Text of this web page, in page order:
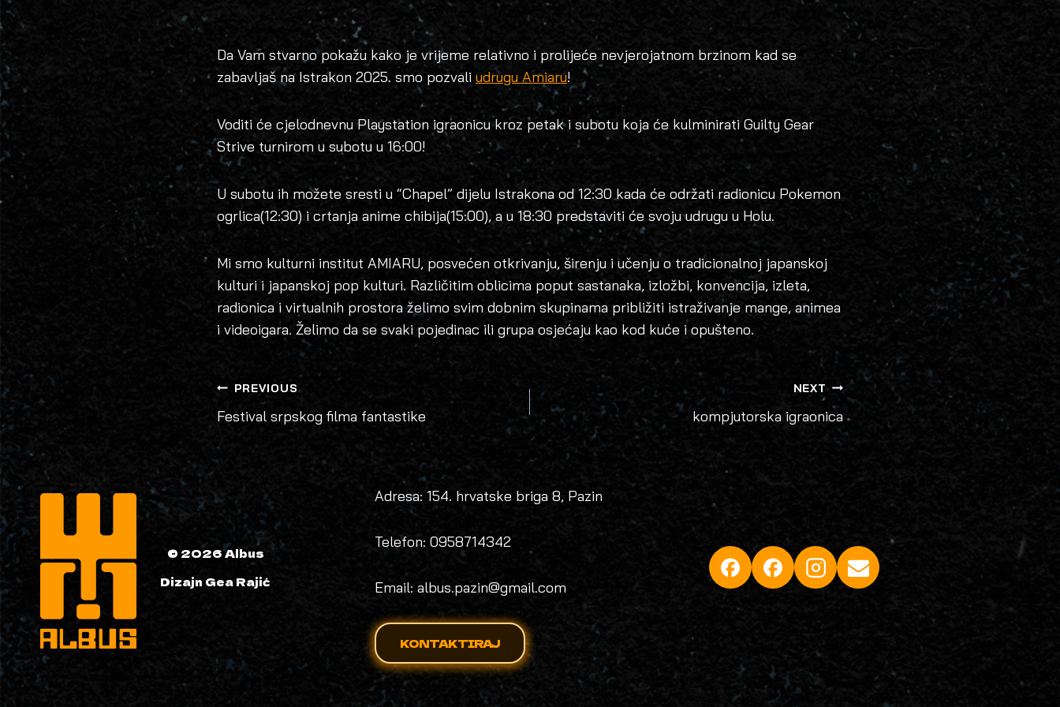
Da Vam stvarno pokažu kako je vrijeme relativno i prolijeće nevjerojatnom brzinom kad se
zabavljaš na Istrakon 2025. smo pozvali udrugu Amiaru!
Voditi će cjelodnevnuPlaystation igraonicu kroz petak i subotu koja će kulminirati Guilty Gear
Strive turnirom u subotu u 16:00!
U subotu ih možete sresti u “Chapel” dijelu Istrakona od 12:30 kada će održati radionicu Pokemon
ogrlica(12:30) i crtanja anime chibija(15:00), a u 18:30 predstaviti će svoju udrugu u Holu.
Mi smo kulturni institut AMIARU, posvećen otkrivanju, širenju i učenju o tradicionalnoj japanskoj
kulturi i japanskoj pop kulturi. Različitim oblicima poput sastanaka, izložbi, konvencija, izleta,
radionica i virtualnih prostora želimo svim dobnim skupinama približiti istraživanje mange, animea
i videoigara. Želimo da se svaki pojedinac ili grupa osjećaju kao kod kuće i opušteno.
POST
NAVIGATION
PREVIOUS
Festival srpskog filma fantastike
NEXT
kompjutorska igraonica
© 2026 Albus
Dizajn Gea Rajić
Adresa: 154. hrvatske briga 8, Pazin
Telefon: 0958714342
Email: albus.pazin@gmail.com
KONTAKTIRAJ